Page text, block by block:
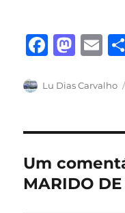
F
c
b
o
o
k
M
st
d
o
n
E
ai
Autor
Lu Dias Carvalho
Um
MARIDO DE